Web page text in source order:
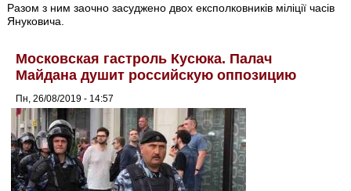
Разом з ним заочно засуджено двох експолковників міліції часів
Януковича.
Московская гастроль Кусюка. Палач
Майдана душит российскую оппозицию
Пн, 26/08/2019 - 14:57